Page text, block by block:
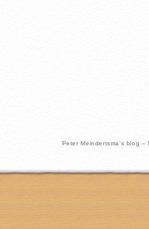
Peter Meindertsma's blog